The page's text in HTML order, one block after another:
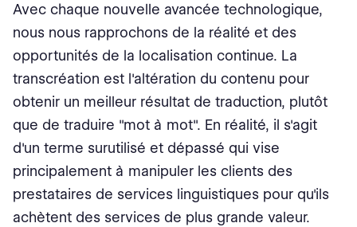
Avec chaque nouvelle avancée technologique,
nous nous rapprochons de la réalité et des
opportunités de la localisation continue. La
transcréation est l'altération du contenu pour
obtenir un meilleur résultat de traduction, plutôt
que de traduire "mot à mot". En réalité, il s'agit
d'un terme surutilisé et dépassé qui vise
principalement à manipuler les clients des
prestataires de services linguistiques pour qu'ils
achètent des services de plus grande valeur.